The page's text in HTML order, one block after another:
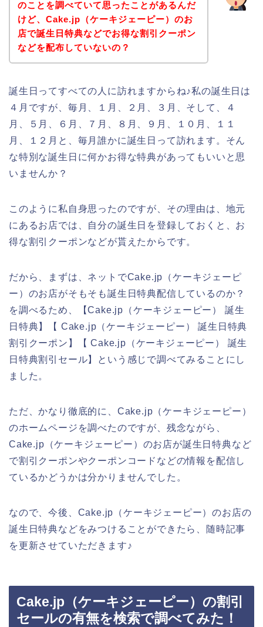
のことを調べていて思ったことがあるんだ
けど、Cake.jp（ケーキジェーピー）のお
店で誕生日特典などでお得な割引クーポン
などを配布していないの？
誕生日ってすべての人に訪れますからね♪私の誕生日は
４月ですが、毎月、１月、２月、３月、そして、４
月、５月、６月、７月、８月、９月、１０月、１１
月、１２月と、毎月誰かに誕生日って訪れます。そん
な特別な誕生日に何かお得な特典があってもいいと思
いませんか？
このように私自身思ったのですが、その理由は、地元
にあるお店では、自分の誕生日を登録しておくと、お
得な割引クーポンなどが貰えたからです。
だから、まずは、ネットでCake.jp（ケーキジェーピ
ー）のお店がそもそも誕生日特典配信しているのか？
を調べるため、【Cake.jp（ケーキジェーピー） 誕生
日特典】【 Cake.jp（ケーキジェーピー） 誕生日特典
割引クーポン】【 Cake.jp（ケーキジェーピー） 誕生
日特典割引セール】という感じで調べてみることにし
ました。
ただ、かなり徹底的に、Cake.jp（ケーキジェーピー）
のホームページを調べたのですが、残念ながら、
Cake.jp（ケーキジェーピー）のお店が誕生日特典など
で割引クーポンやクーポンコードなどの情報を配信し
ているかどうかは分かりませんでした。
なので、今後、Cake.jp（ケーキジェーピー）のお店の
誕生日特典などをみつけることができたら、随時記事
を更新させていただきます♪
Cake.jp（ケーキジェーピー）の割引
セールの有無を検索で調べてみた！